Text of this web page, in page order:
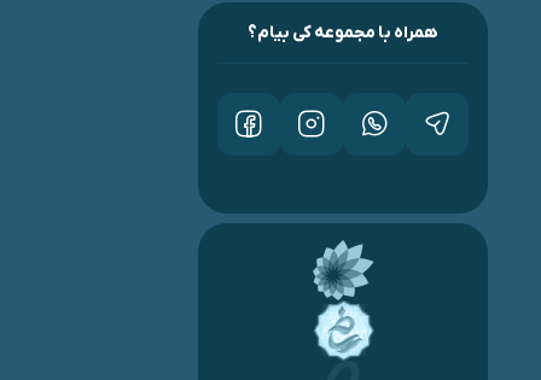
همراه با مجموعه کی بیام؟